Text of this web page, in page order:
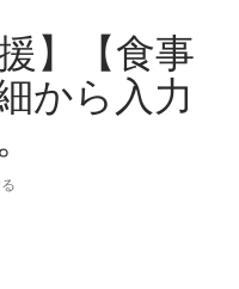
】【食事
から入力